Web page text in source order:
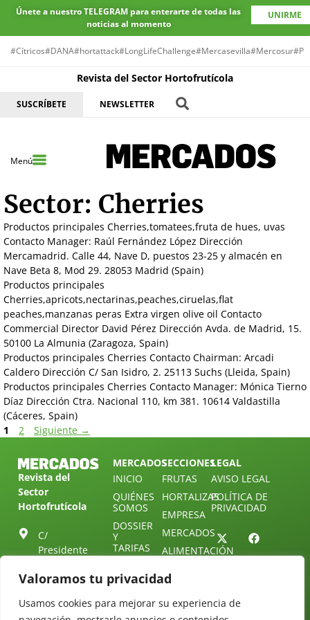
Valoramos tu privacidad
Usamos cookies para mejorar su experiencia de
Únete a nuestro TELEGRAM para enterarte de todas las
noticias al momento
UNIRME
#Cítricos#DANA#hortattack#LongLifeChallenge#Mercasevilla#Mercosur
Revista del Sector Hortofrutícola
SUSCRÍBETE NEWSLETTER
Menú
Sector: Cherries
Productos principales Cherries,tomatees,fruta de hues, uvas
Contacto Manager: Raúl Fernández López Dirección
Mercamadrid. Calle 44, Nave D, puestos 23-25 y almacén en
Nave Beta 8, Mod 29. 28053 Madrid (Spain)
Productos principales
Cherries,apricots,nectarinas,peaches,ciruelas,flat
peaches,manzanas peras Extra virgen olive oil Contacto
Commercial Director David Pérez Dirección Avda. de Madrid, 15.
50100 La Almunia (Zaragoza, Spain)
Productos principales Cherries Contacto Chairman: Arcadi
Caldero Dirección C/ San Isidro, 2. 25113 Suchs (Lleida, Spain)
Productos principales Cherries Contacto Manager: Mónica Tierno
Díaz Dirección Ctra. Nacional 110, km 381. 10614 Valdastilla
(Cáceres, Spain)
1
2 Siguiente →
Revista del
Sector
Hortofrutícola
C/
Presidente
10.
Sevilla.
MERCADOS
INICIO
QUIÉNES
SOMOS
DOSSIER
Y
TARIFAS
NEWSLETTER
SUSCRIPCIÓN
SECCIONES
FRUTAS
HORTALIZAS
EMPRESA
MERCADOS
ALIMENTACIÓN
30 DE
DIRECTORIO
LEGAL
AVISO LEGAL
POLÍTICA DE
PRIVACIDAD